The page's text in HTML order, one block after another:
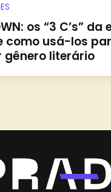
os “3 C’s”
como usá-los
gênero literário